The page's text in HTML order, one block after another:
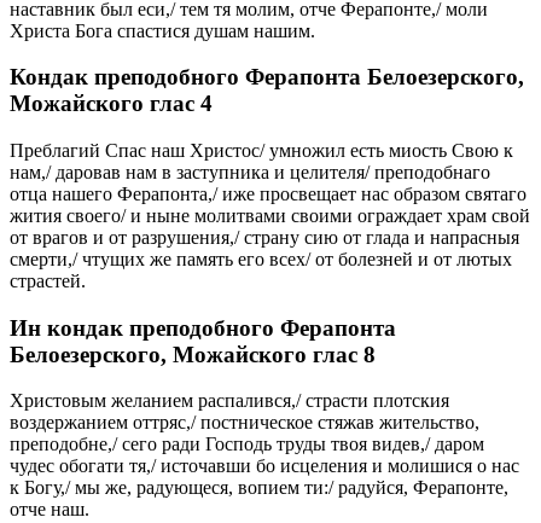
наставник был еси,/ тем тя молим, отче Ферапонте,/ моли
Христа Бога спастися душам нашим.
Кондак преподобного Ферапонта Белоезерского,
Можайского глас 4
Преблагий Спас наш Христос/ умножил есть миость Свою к
нам,/ даровав нам в заступника и целителя/ преподобнаго
отца нашего Ферапонта,/ иже просвещает нас образом святаго
жития своего/ и ныне молитвами своими ограждает храм свой
от врагов и от разрушения,/ страну сию от глада и напрасныя
смерти,/ чтущих же память его всех/ от болезней и от лютых
страстей.
Ин кондак преподобного Ферапонта
Белоезерского, Можайского глас 8
Христовым желанием распалився,/ страсти плотския
воздержанием оттряс,/ постническое стяжав жительство,
преподобне,/ сего ради Господь труды твоя видев,/ даром
чудес обогати тя,/ источавши бо исцеления и молишися о нас
к Богу,/ мы же, радующеся, вопием ти:/ радуйся, Ферапонте,
отче наш.